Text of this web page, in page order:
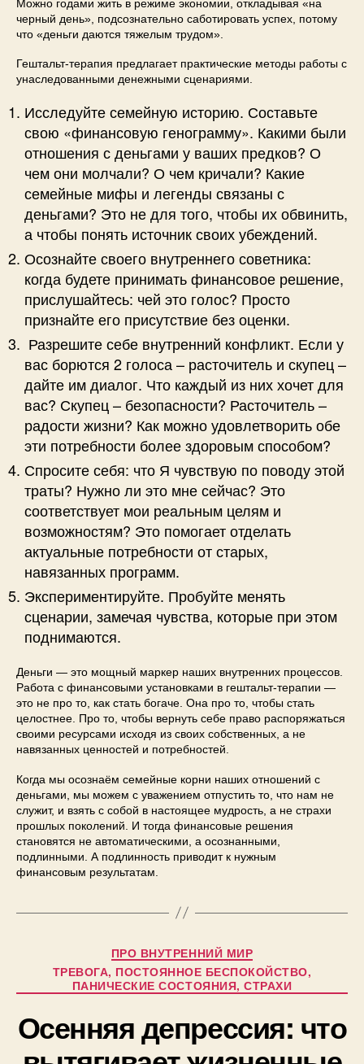
Можно годами жить в режиме экономии, откладывая «на
черный день», подсознательно саботировать успех, потому
что «деньги даются тяжелым трудом».
Гештальт-терапия предлагает практические методы работы с
унаследованными денежными сценариями.
Исследуйте семейную историю. Составьте
свою «финансовую генограмму». Какими были
отношения с деньгами у ваших предков? О
чем они молчали? О чем кричали? Какие
семейные мифы и легенды связаны с
деньгами? Это не для того, чтобы их обвинить,
а чтобы понять источник своих убеждений.
Осознайте своего внутреннего советника:
когда будете принимать финансовое решение,
прислушайтесь: чей это голос? Просто
признайте его присутствие без оценки.
Разрешите себе внутренний конфликт. Если у
вас борются 2 голоса – расточитель и скупец –
дайте им диалог. Что каждый из них хочет для
вас? Скупец – безопасности? Расточитель –
радости жизни? Как можно удовлетворить обе
эти потребности более здоровым способом?
Спросите себя: что Я чувствую по поводу этой
траты? Нужно ли это мне сейчас? Это
соответствует мои реальным целям и
возможностям? Это помогает отделать
актуальные потребности от старых,
навязанных программ.
Экспериментируйте. Пробуйте менять
сценарии, замечая чувства, которые при этом
поднимаются.
Деньги — это мощный маркер наших внутренних процессов.
Работа с финансовыми установками в гештальт-терапии —
это не про то, как стать богаче. Она про то, чтобы стать
целостнее. Про то, чтобы вернуть себе право распоряжаться
своими ресурсами исходя из своих собственных, а не
навязанных ценностей и потребностей.
Когда мы осознаём семейные корни наших отношений с
деньгами, мы можем с уважением отпустить то, что нам не
служит, и взять с собой в настоящее мудрость, а не страхи
прошлых поколений. И тогда финансовые решения
становятся не автоматическими, а осознанными,
подлинными. А подлинность приводит к нужным
финансовым результатам.
ПРО ВНУТРЕННИЙ МИР
ТРЕВОГА, ПОСТОЯННОЕ БЕСПОКОЙСТВО,
ПАНИЧЕСКИЕ СОСТОЯНИЯ, СТРАХИ
Осенняя депрессия: что